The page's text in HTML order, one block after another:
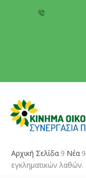
Αρχική Σελίδα 9 Νέα 9
εγκληματικών λαθών.